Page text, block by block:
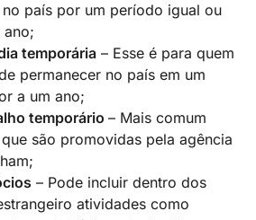
país por um período igual ou
ano;
temporária – Esse é para quem
permanecer no país em um
a um ano;
temporário – Mais comum
são promovidas pela agência
– Pode incluir dentro dos
atividades como